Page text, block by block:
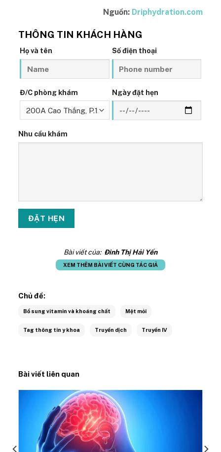
Nguồn: Driphydration.com
THÔNG TIN KHÁCH HÀNG
Họ và tên Số điện thoại
Đ/C phòng khám Ngày đặt hẹn
Nhu cầu khám
Bài viết của: Đinh Thị Hải Yến
XEM THÊM BÀI VIẾT CÙNG TÁC GIẢ
Chủ đề:
Bổ sung vitamin và khoáng chất Mệt mỏi
Tag thông tin y khoa Truyền dịch Truyền IV
Bài viết liên quan